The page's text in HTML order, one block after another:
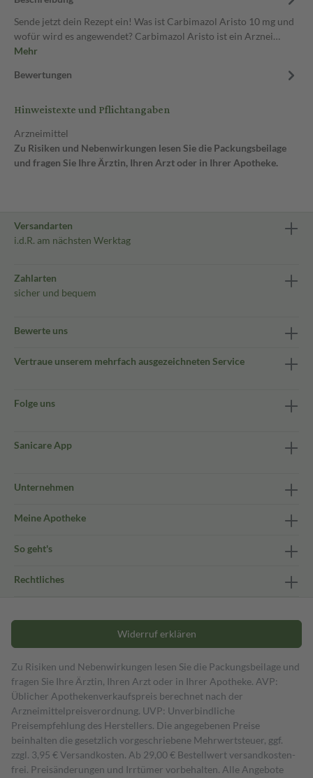
Sende jetzt dein Rezept ein! Was ist Carbimazol Aristo 10 mg und
wofür wird es angewendet? Carbimazol Aristo ist ein Arznei…
Mehr
Bewertungen
Hinweistexte und Pflichtangaben
Arzneimittel
Zu Risiken und Nebenwirkungen lesen Sie die Packungsbeilage
und fragen Sie Ihre Ärztin, Ihren Arzt oder in Ihrer Apotheke.
Versandarten
i.d.R. am nächsten Werktag
Zahlarten
sicher und bequem
Bewerte uns
Vertraue unserem mehrfach ausgezeichneten Service
Folge uns
Sanicare App
Unternehmen
Meine Apotheke
So geht's
Rechtliches
Widerruf erklären
Zu Risiken und Nebenwirkungen lesen Sie die Packungsbeilage und
fragen Sie Ihre Ärztin, Ihren Arzt oder in Ihrer Apotheke. AVP:
Üblicher Apothekenverkaufspreis berechnet nach der
Arzneimittelpreisverordnung. UVP: Unverbindliche
Preisempfehlung des Herstellers. Die angegebenen Preise
beinhalten die gesetzlich vorgeschriebene Mehrwertsteuer, ggf.
zzgl. 3,95 € Versandkosten. Ab 29,00 € Bestell­wert versand­kosten­
frei. Preisänderungen und Irrtümer vorbehalten. Alle Angebote